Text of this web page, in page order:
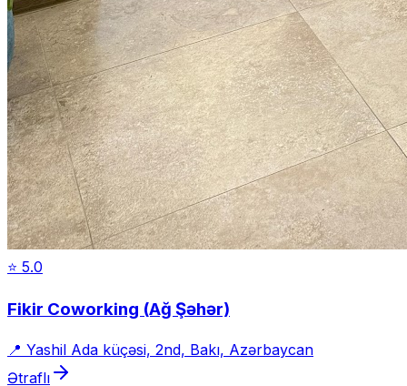
⭐ 5.0
Fikir Coworking (Ağ Şəhər)
📍 Yashil Ada küçəsi, 2nd, Bakı, Azərbaycan
Ətraflı